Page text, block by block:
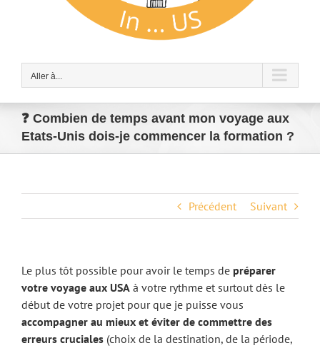
Aller à...
❓ Combien de temps avant mon voyage aux
Etats-Unis dois-je commencer la formation ?
Précédent Suivant
Le plus tôt possible pour avoir le temps de préparer
votre voyage aux USAà votre rythme et surtout dès le
début de votre projet pour que je puisse vous
accompagner au mieux et éviter de commettre des
erreurs cruciales(choix de la destination, de la période,